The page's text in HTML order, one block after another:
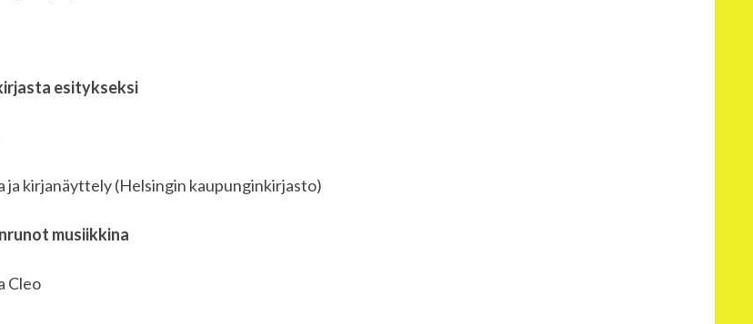
esitykseksi
(Helsingin kaupunginkirjasto)
musiikkina
Cleo